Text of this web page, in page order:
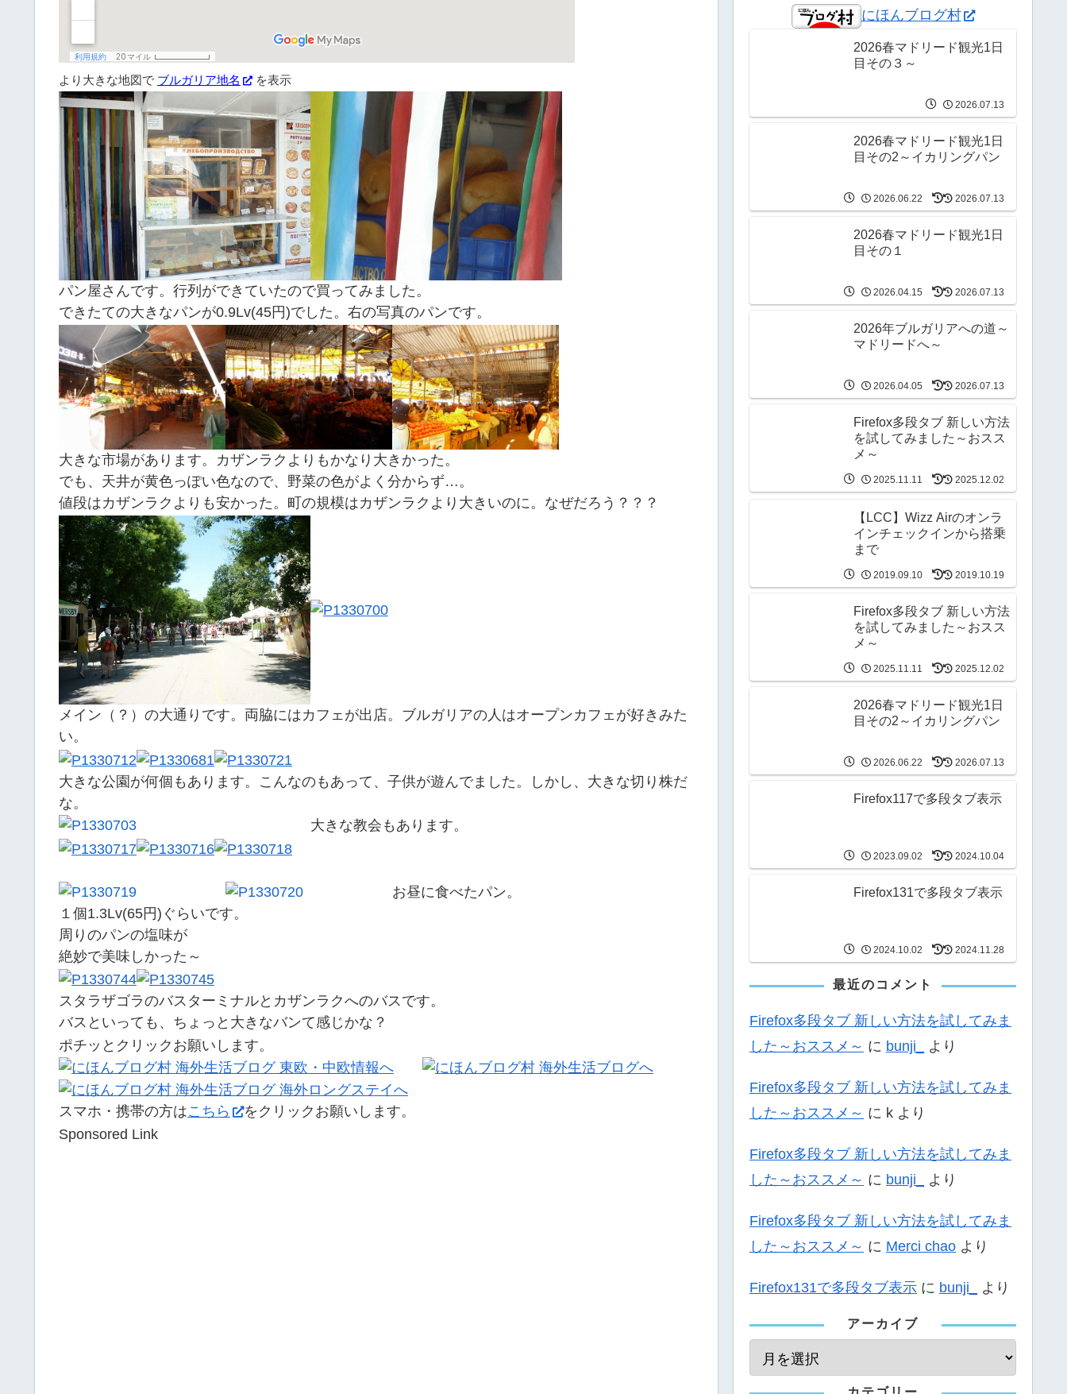
より大きな地図で ブルガリア地名 を表示
パン屋さんです。行列ができていたので買ってみました。
できたての大きなパンが0.9Lv(45円)でした。右の写真のパンです。
大きな市場があります。カザンラクよりもかなり大きかった。
でも、天井が黄色っぽい色なので、野菜の色がよく分からず…。
値段はカザンラクよりも安かった。町の規模はカザンラクより大きいのに。なぜだろう？？？
メイン（？）の大通りです。両脇にはカフェが出店。ブルガリアの人はオープンカフェが好きみた
い。
大きな公園が何個もあります。こんなのもあって、子供が遊んでました。しかし、大きな切り株だ
な。
大きな教会もあります。
お昼に食べたパン。
１個1.3Lv(65円)ぐらいです。
周りのパンの塩味が
絶妙で美味しかった～
スタラザゴラのバスターミナルとカザンラクへのバスです。
バスといっても、ちょっと大きなバンて感じかな？
ポチッとクリックお願いします。
スマホ・携帯の方はこちら
をクリックお願いします。
Sponsored Link
にほんブログ村
2026春マドリード観光1日
目その３～
2026.07.13
2026春マドリード観光1日
目その2～イカリングパン
2026.06.22 2026.07.13
2026春マドリード観光1日
目その１
2026.04.15 2026.07.13
2026年ブルガリアへの道～
マドリードへ～
2026.04.05 2026.07.13
Firefox多段タブ 新しい方法
を試してみました～おスス
メ～
2025.11.11 2025.12.02
【LCC】Wizz Airのオンラ
インチェックインから搭乗
まで
2019.09.10 2019.10.19
Firefox多段タブ 新しい方法
を試してみました～おスス
メ～
2025.11.11 2025.12.02
2026春マドリード観光1日
目その2～イカリングパン
2026.06.22 2026.07.13
Firefox117で多段タブ表示
2023.09.02 2024.10.04
Firefox131で多段タブ表示
2024.10.02 2024.11.28
最近のコメント
Firefox多段タブ 新しい方法を試してみま
した～おススメ～ に bunji_ より
Firefox多段タブ 新しい方法を試してみま
した～おススメ～ に k より
Firefox多段タブ 新しい方法を試してみま
した～おススメ～ に bunji_ より
Firefox多段タブ 新しい方法を試してみま
した～おススメ～ に Merci chao より
Firefox131で多段タブ表示 に bunji_ より
アーカイブ